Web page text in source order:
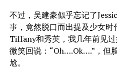
不过，吴建豪似乎忘记了
事，竟然脱口而出提及少女
Tiffany和秀英，我几年前见
微笑回说：“Oh….Ok….”，但
尬。